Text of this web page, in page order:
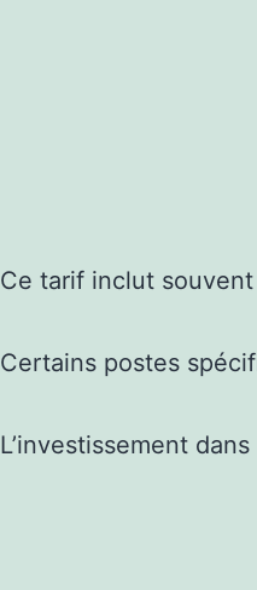
Ce tarif inclut
Certains postes
L’investissement